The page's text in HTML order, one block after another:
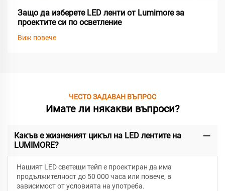
Защо да изберете LED ленти от Lumimore за
проектите си по осветление
Виж повече
ЧЕСТО ЗАДАВАН ВЪПРОС
Имате ли някакви въпроси?
Какъв е жизненият цикъл на LED лентите на
LUMIMORE?
Нашият LED светещи тейп е проектиран да има
продължителност до 50 000 часа или повече, в
зависимост от условията на употреба.